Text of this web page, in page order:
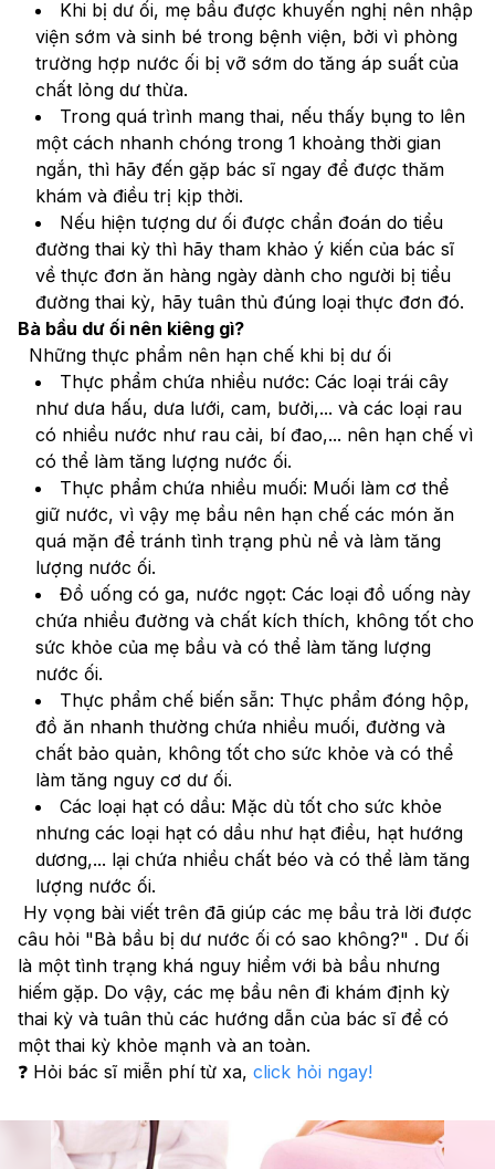
Khi bị dư ối, mẹ bầu được khuyến nghị nên nhập
viện sớm và sinh bé trong bệnh viện, bởi vì phòng
trường hợp nước ối bị vỡ sớm do tăng áp suất của
chất lỏng dư thừa.
Trong quá trình mang thai, nếu thấy bụng to lên
một cách nhanh chóng trong 1 khoảng thời gian
ngắn, thì hãy đến gặp bác sĩ ngay để được thăm
khám và điều trị kịp thời.
Nếu hiện tượng dư ối được chẩn đoán do tiểu
đường thai kỳ thì hãy tham khảo ý kiến của bác sĩ
về thực đơn ăn hàng ngày dành cho người bị tiểu
đường thai kỳ, hãy tuân thủ đúng loại thực đơn đó.
Bà bầu dư ối nên kiêng gì?
  Những thực phẩm nên hạn chế khi bị dư ối
Thực phẩm chứa nhiều nước: Các loại trái cây
như dưa hấu, dưa lưới, cam, bưởi,... và các loại rau
có nhiều nước như rau cải, bí đao,... nên hạn chế vì
có thể làm tăng lượng nước ối.
Thực phẩm chứa nhiều muối: Muối làm cơ thể
giữ nước, vì vậy mẹ bầu nên hạn chế các món ăn
quá mặn để tránh tình trạng phù nề và làm tăng
lượng nước ối.
Đồ uống có ga, nước ngọt: Các loại đồ uống này
chứa nhiều đường và chất kích thích, không tốt cho
sức khỏe của mẹ bầu và có thể làm tăng lượng
nước ối.
Thực phẩm chế biến sẵn: Thực phẩm đóng hộp,
đồ ăn nhanh thường chứa nhiều muối, đường và
chất bảo quản, không tốt cho sức khỏe và có thể
làm tăng nguy cơ dư ối.
Các loại hạt có dầu: Mặc dù tốt cho sức khỏe
nhưng các loại hạt có dầu như hạt điều, hạt hướng
dương,... lại chứa nhiều chất béo và có thể làm tăng
lượng nước ối.
câu hỏi "Bà bầu bị dư nước ối có sao không?" . Dư ối
là một tình trạng khá nguy hiểm với bà bầu nhưng
hiếm gặp. Do vậy, các mẹ bầu nên đi khám định kỳ
thai kỳ và tuân thủ các hướng dẫn của bác sĩ để có
một thai kỳ khỏe mạnh và an toàn.
❓ Hỏi bác sĩ miễn phí từ xa, click hỏi ngay!